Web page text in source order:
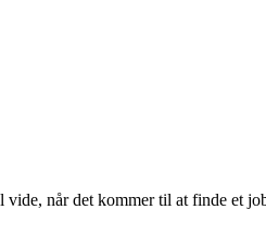
vide, når det kommer til at finde et